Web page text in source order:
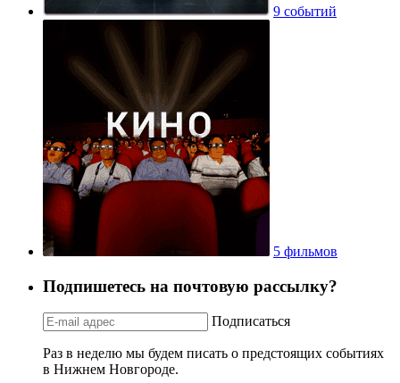
9 событий
5 фильмов
Подпишетесь на почтовую рассылку?
Подписаться
Раз в неделю мы будем писать о предстоящих событиях
в Нижнем Новгороде.